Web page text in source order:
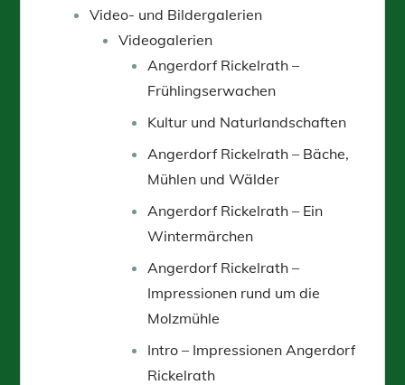
Video- und Bildergalerien
Videogalerien
Angerdorf Rickelrath –
Frühlingserwachen
Kultur und Naturlandschaften
Angerdorf Rickelrath – Bäche,
Mühlen und Wälder
Angerdorf Rickelrath – Ein
Wintermärchen
Angerdorf Rickelrath –
Impressionen rund um die
Molzmühle
Intro – Impressionen Angerdorf
Rickelrath